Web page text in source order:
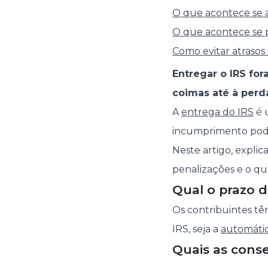
O que acontece se
O que acontece se
Como evitar
Entregar o IRS
coimas até à
Aentrega do IRS é
incumprimento
Neste artigo,
penalizações e o
Qual o prazo
Os contribuintes
IRS, seja a
Quais as